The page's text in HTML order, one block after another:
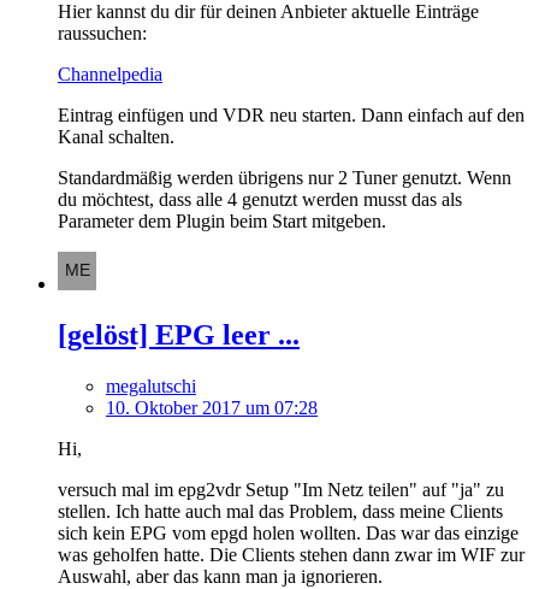
Hier kannst du dir für deinen Anbieter aktuelle Einträge
raussuchen:
Channelpedia
Eintrag einfügen und VDR neu starten. Dann einfach auf den
Kanal schalten.
Standardmäßig werden übrigens nur 2 Tuner genutzt. Wenn
du möchtest, dass alle 4 genutzt werden musst das als
Parameter dem Plugin beim Start mitgeben.
[gelöst] EPG leer ...
megalutschi
10. Oktober 2017 um 07:28
Hi,
versuch mal im epg2vdr Setup "Im Netz teilen" auf "ja" zu
stellen. Ich hatte auch mal das Problem, dass meine Clients
sich kein EPG vom epgd holen wollten. Das war das einzige
was geholfen hatte. Die Clients stehen dann zwar im WIF zur
Auswahl, aber das kann man ja ignorieren.